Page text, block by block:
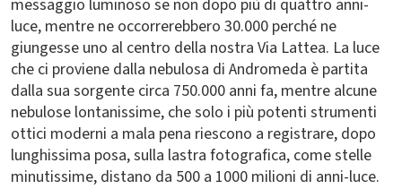
messaggio luminoso se non dopo più di quattro anni-
luce, mentre ne occorrerebbero 30.000 perché ne
giungesse uno al centro della nostra Via Lattea. La luce
che ci proviene dalla nebulosa di Andromeda è partita
dalla sua sorgente circa 750.000 anni fa, mentre alcune
nebulose lontanissime, che solo i più potenti strumenti
ottici moderni a mala pena riescono a registrare, dopo
lunghissima posa, sulla lastra fotografica, come stelle
minutissime, distano da 500 a 1000 milioni di anni-luce.